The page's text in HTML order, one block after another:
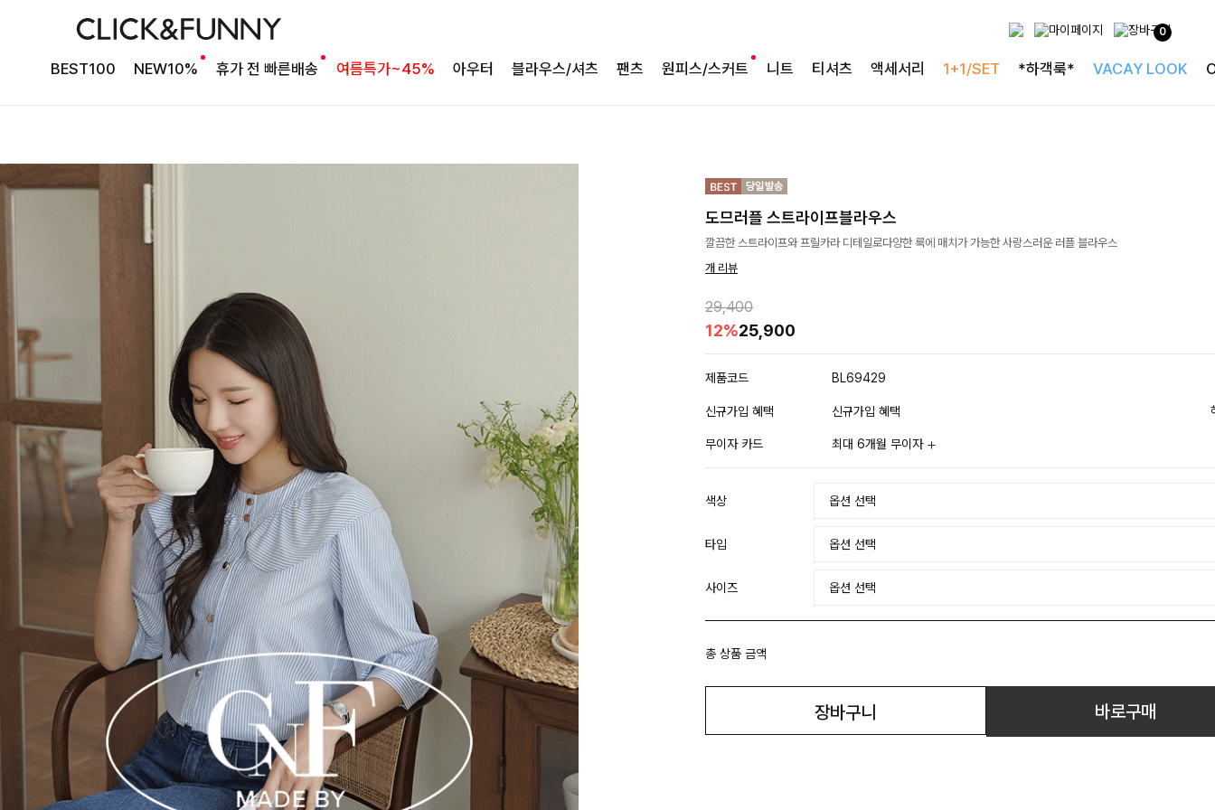
0
BEST100 NEW10% 휴가 전 빠른배송 여름특가~45% 아우터 블라우스/셔츠 팬츠 원피스/스커트 니트 티셔츠 액세서리 1+1/SET *하객룩* VACAY LOOK
도므러플 스트라이프블라우스
깔끔한 스트라이프와 프릴카라 디테일로다양한 룩에 매치가 가능한 사랑스러운 러플 블라우스
개 리뷰
29,400
12%25,900
제품코드 BL69429
신규가입 혜택 신규가입 혜택
무이자 카드 최대 6개월 무이자
색상
타입
사이즈
총 상품 금액
장바구니 바로구매